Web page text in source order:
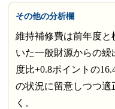
その他の分析欄
維持補修費は前年度と
いた一般財源からの
度比+0.8ポイントの
の状況に留意しつつ適
く。